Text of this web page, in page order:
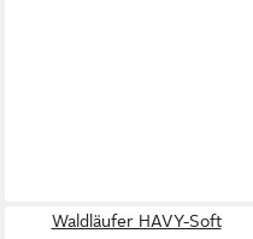
Waldläufer HAVY-Soft